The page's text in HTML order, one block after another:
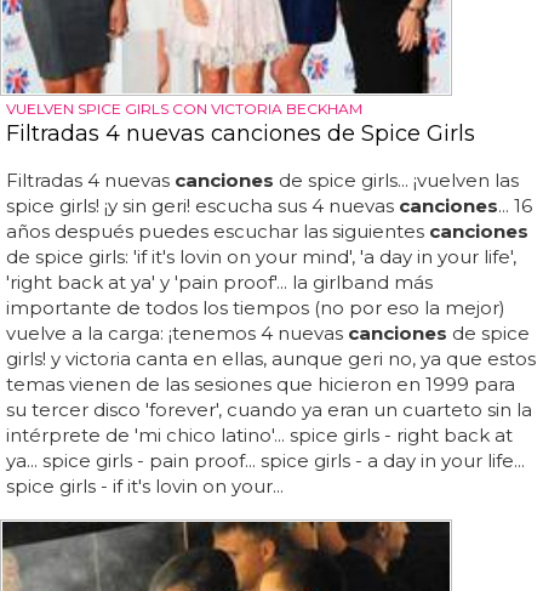
VUELVEN SPICE GIRLS CON VICTORIA BECKHAM
Filtradas 4 nuevas canciones de Spice Girls
Filtradas 4 nuevas canciones de spice girls... ¡vuelven las
spice girls! ¡y sin geri! escucha sus 4 nuevas canciones... 16
años después puedes escuchar las siguientes canciones
de spice girls: 'if it's lovin on your mind', 'a day in your life',
'right back at ya' y 'pain proof'... la girlband más
importante de todos los tiempos (no por eso la mejor)
vuelve a la carga: ¡tenemos 4 nuevas canciones de spice
girls! y victoria canta en ellas, aunque geri no, ya que estos
temas vienen de las sesiones que hicieron en 1999 para
su tercer disco 'forever', cuando ya eran un cuarteto sin la
intérprete de 'mi chico latino'... spice girls - right back at
ya... spice girls - pain proof... spice girls - a day in your life...
spice girls - if it's lovin on your...